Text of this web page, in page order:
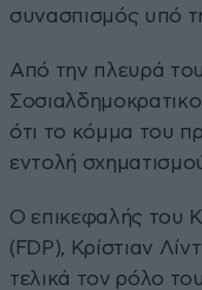
συνασπισμός υπό
Από την πλευρά
ότι το κόμμα του
εντολή
Ο επικεφαλής του
(FDP), Κρίστιαν
τελικά τον ρόλο